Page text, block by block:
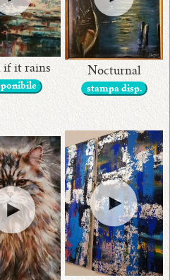
if it rains Nocturnal
stampa disp.